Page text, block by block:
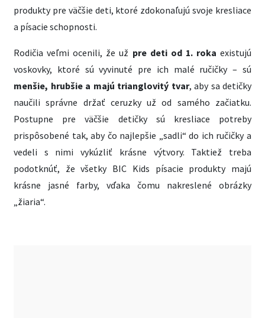
produkty pre väčšie deti, ktoré zdokonaľujú svoje kresliace
a písacie schopnosti.
Rodičia veľmi ocenili, že už pre deti od 1. roka existujú
voskovky, ktoré sú vyvinuté pre ich malé ručičky – sú
menšie, hrubšie a majú trianglovitý tvar, aby sa detičky
naučili správne držať ceruzky už od samého začiatku.
Postupne pre väčšie detičky sú kresliace potreby
prispôsobené tak, aby čo najlepšie „sadli“ do ich ručičky a
vedeli s nimi vykúzliť krásne výtvory. Taktiež treba
podotknúť, že všetky BIC Kids písacie produkty majú
krásne jasné farby, vďaka čomu nakreslené obrázky
„žiaria“.